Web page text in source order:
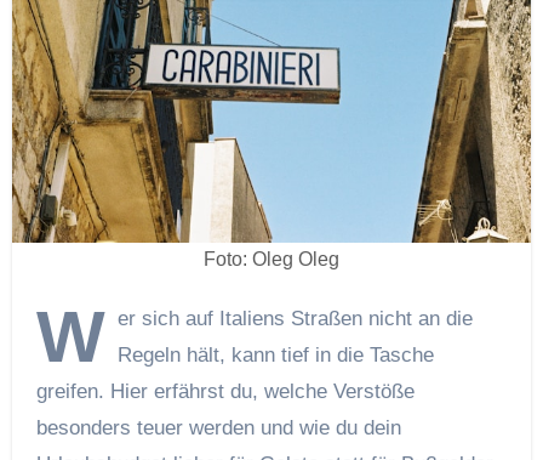
Foto: Oleg Oleg
W er sich auf Italiens Straßen nicht an die
Regeln hält, kann tief in die Tasche
greifen. Hier erfährst du, welche Verstöße
besonders teuer werden und wie du dein